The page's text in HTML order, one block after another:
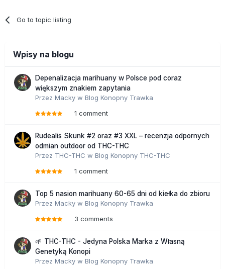
Go to topic listing
Wpisy na blogu
Depenalizacja marihuany w Polsce pod coraz
większym znakiem zapytania
Przez Macky w Blog Konopny Trawka
1 comment
Rudealis Skunk #2 oraz #3 XXL – recenzja odpornych
odmian outdoor od THC-THC
Przez THC-THC w Blog Konopny THC-THC
1 comment
Top 5 nasion marihuany 60-65 dni od kiełka do zbioru
Przez Macky w Blog Konopny Trawka
3 comments
🌱 THC-THC - Jedyna Polska Marka z Własną
Genetyką Konopi
Przez Macky w Blog Konopny Trawka